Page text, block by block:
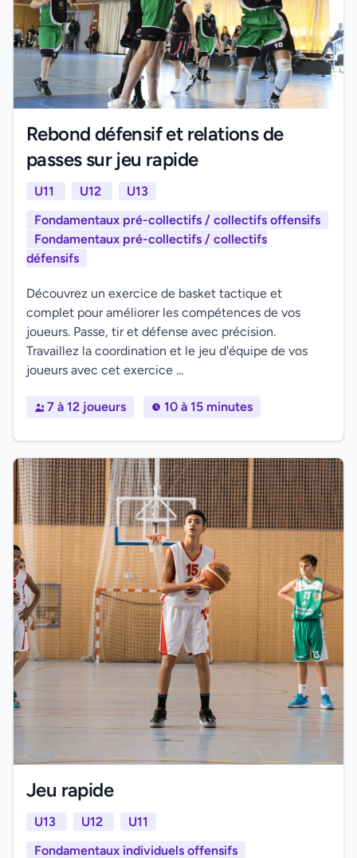
Rebond défensif et relations de
passes sur jeu rapide
U11 U12
U13
Fondamentaux pré-collectifs / collectifs offensifs
Fondamentaux pré-collectifs / collectifs
défensifs
Découvrez un exercice de basket tactique et
complet pour améliorer les compétences de vos
joueurs. Passe, tir et défense avec précision.
Travaillez la coordination et le jeu d'équipe de vos
joueurs avec cet exercice ...
7 à 12 joueurs 10 à 15 minutes
Jeu rapide
U13 U12
U11
Fondamentaux individuels offensifs